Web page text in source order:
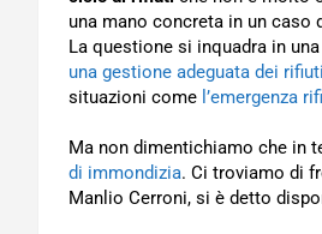
una mano concreta in un caso
La questione si inquadra in
una gestione adeguata dei
situazioni come l’emergenza
Ma non dimentichiamo che in
di immondizia. Ci troviamo di
Manlio Cerroni, si è detto